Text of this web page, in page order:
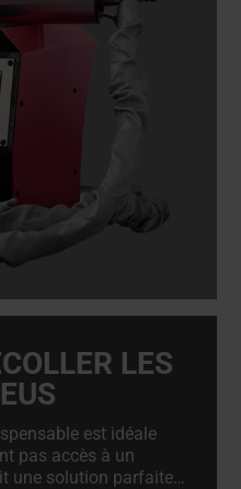
LES
est idéale
pas accès à un
une solution parfaite